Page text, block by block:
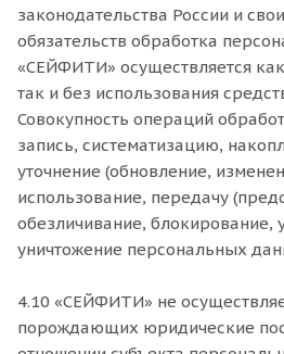
законодательства России и
обязательств обработка
«СЕЙФИТИ» осуществляется
так и без использования
Совокупность операций
запись, систематизацию,
уточнение (обновление,
использование, передачу
обезличивание, блокирование,
уничтожение персональных
4.10 «СЕЙФИТИ» не
порождающих юридические